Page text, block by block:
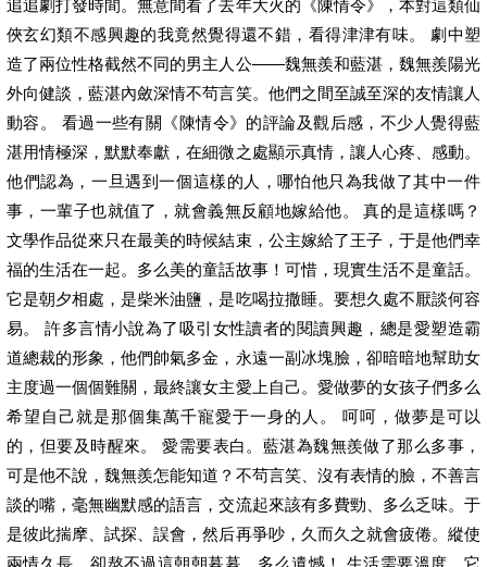
追追劇打發時間。無意間看了去年大火的《陳情令》，本對這類仙
俠玄幻類不感興趣的我竟然覺得還不錯，看得津津有味。 劇中塑
造了兩位性格截然不同的男主人公——魏無羨和藍湛，魏無羨陽光
外向健談，藍湛內斂深情不茍言笑。他們之間至誠至深的友情讓人
動容。 看過一些有關《陳情令》的評論及觀后感，不少人覺得藍
湛用情極深，默默奉獻，在細微之處顯示真情，讓人心疼、感動。
他們認為，一旦遇到一個這樣的人，哪怕他只為我做了其中一件
事，一輩子也就值了，就會義無反顧地嫁給他。 真的是這樣嗎？
文學作品從來只在最美的時候結束，公主嫁給了王子，于是他們幸
福的生活在一起。多么美的童話故事！可惜，現實生活不是童話。
它是朝夕相處，是柴米油鹽，是吃喝拉撒睡。要想久處不厭談何容
易。 許多言情小說為了吸引女性讀者的閱讀興趣，總是愛塑造霸
道總裁的形象，他們帥氣多金，永遠一副冰塊臉，卻暗暗地幫助女
主度過一個個難關，最終讓女主愛上自己。愛做夢的女孩子們多么
希望自己就是那個集萬千寵愛于一身的人。 呵呵，做夢是可以
的，但要及時醒來。 愛需要表白。藍湛為魏無羨做了那么多事，
可是他不說，魏無羨怎能知道？不茍言笑、沒有表情的臉，不善言
談的嘴，毫無幽默感的語言，交流起來該有多費勁、多么乏味。于
是彼此揣摩、試探、誤會，然后再爭吵，久而久之就會疲倦。縱使